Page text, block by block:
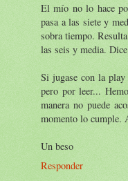
El mío no lo hace
pasa a las siete y
sobra tiempo.
las seis y media.
Si jugase con la play
pero por leer...
manera no puede
momento lo cumple.
Un beso
Responder